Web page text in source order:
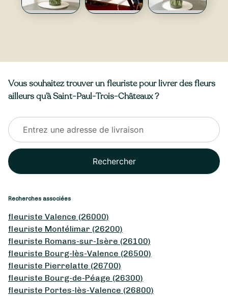
Vous souhaitez trouver un fleuriste pour livrer des fleurs
ailleurs qu’à Saint-Paul-Trois-Châteaux ?
Rechercher
Recherches associées
fleuriste Valence (26000)
fleuriste Montélimar (26200)
fleuriste Romans-sur-Isère (26100)
fleuriste Bourg-lès-Valence (26500)
fleuriste Pierrelatte (26700)
fleuriste Bourg-de-Péage (26300)
fleuriste Portes-lès-Valence (26800)